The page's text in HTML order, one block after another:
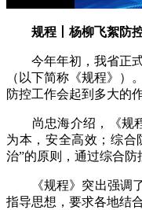
规程丨杨柳飞絮防
今年年初，我省正式
（以下简称《规程》）
防控工作会起到多大的
尚忠海介绍，《规程
为本，安全高效；综
治”的原则，通过综合防
《规程》突出强调了
指导思想，要求各地结